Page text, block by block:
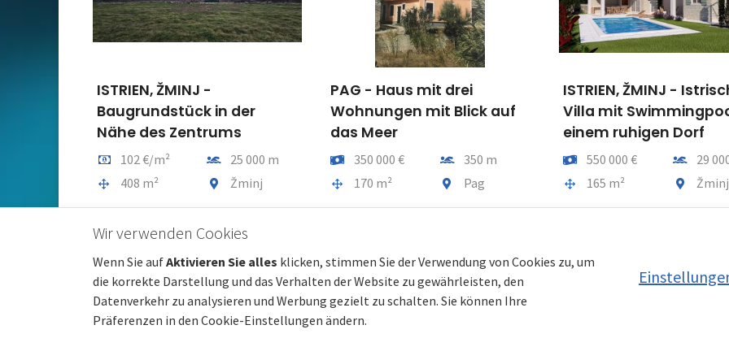
PAG - Haus mit drei
Wohnungen mit Blick auf
das Meer
Preis350 000 € Entfernung vom meer
350 m
Gesamtfläche
170 m² Gemeindeteil
Pag
ISTRIEN, ŽMINJ - Istrische
Villa mit Swimmingpool in
einem ruhigen Dorf
Preis550 000 € Entfernung vom meer
29 000 m
Gesamtfläche
165 m² Gemeindeteil
Žminj
RIJEKA, ŠKURINJE -
Langzeitmiete einer
Wohnung mit zwei
separaten
9 Personen
Wir verwenden Cookies
Wenn Sie aufAktivieren Sie alles klicken, stimmen Sie der Verwendung von Cookies zu, um
die korrekte Darstellung und das Verhalten der Website zu gewährleisten, den
Datenverkehr zu analysieren und Werbung gezielt zu schalten. Sie können Ihre
Präferenzen in den Cookie-Einstellungen ändern.